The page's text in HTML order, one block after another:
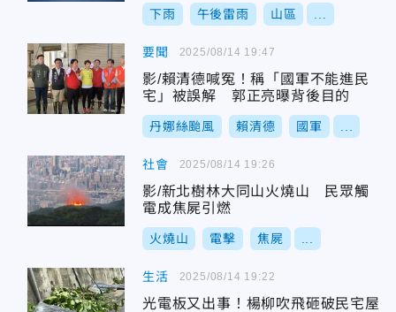
下雨 午後雷雨 山區
要聞
影/賴清德喊冤！稱「國軍不能進民
宅」被誤解 郭正亮曝背後目的
丹娜絲颱風 賴清德 國軍
2025/08/14 19:47
社會
影/新北樹林大同山火燒山 民眾觸
電成焦屍引燃
火燒山 電擊 焦屍
2025/08/14 19:26
生活
光電板又出事！楊柳吹飛砸破民宅屋
2025/08/14 19:22